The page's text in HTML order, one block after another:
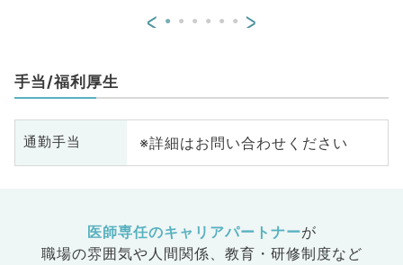
< >
手当/福利厚生
通勤手当 ※詳細はお問い合わせください
医師専任のキャリアパートナーが
職場の雰囲気や人間関係、 教育・研修制度など